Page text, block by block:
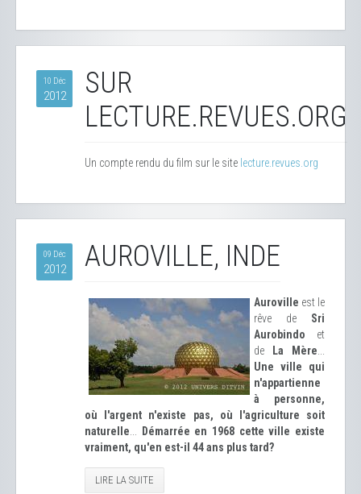
10 Déc
2012
SUR
LECTURE.REVUES.ORG
Un compte rendu du film sur le site lecture.revues.org
09 Déc
2012 AUROVILLE, INDE
Auroville est le
rêve de Sri
Aurobindo et
de
La Mère
Une ville qui
n'appartienne
à personne,
où l'argent n'existe pas, où l'agriculture soit
naturelle
Démarrée en 1968 cette ville existe
vraiment, qu'en est-il 44 ans plus tard?
LIRE LA SUITE